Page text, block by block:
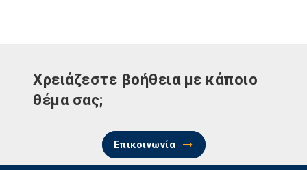
Χρειάζεστε βοήθεια με κάποιο
θέμα σας;
Επικοινωνία